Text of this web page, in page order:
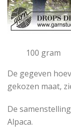
100 gram
De gegeven
gekozen maat,
De
Alpaca.